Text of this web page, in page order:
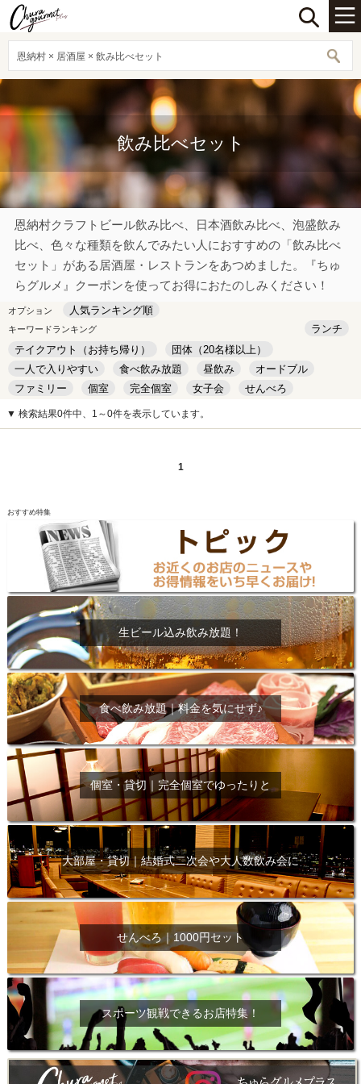
恩納村 × 居酒屋 × 飲み比べセット
飲み比べセット
恩納村クラフトビール飲み比べ、日本酒飲み比べ、泡盛飲み
比べ、色々な種類を飲んでみたい人におすすめの「飲み比べ
セット」がある居酒屋・レストランをあつめました。『ちゅ
らグルメ』クーポンを使ってお得におたのしみください！
オプション 人気ランキング順
キーワードランキング
ランチ
テイクアウト（お持ち帰り）
団体（20名様以上）
一人で入りやすい
食べ飲み放題 昼飲み
オードブル
ファミリー
個室 完全個室 女子会
せんべろ
キッズルーム
安い デート
▼ 検索結果0件中、1～0件を表示しています。
1
おすすめ特集
生ビール込み飲み放題！
食べ飲み放題｜料金を気にせず♪
個室・貸切｜完全個室でゆったりと
大部屋・貸切｜結婚式二次会や大人数飲み会に
せんべろ｜1000円セット
スポーツ観戦できるお店特集！